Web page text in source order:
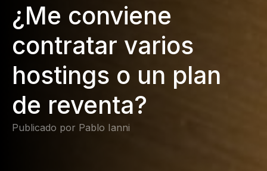
¿Me conviene
contratar varios
hostings o un plan
de reventa?
Publicado por Pablo Ianni